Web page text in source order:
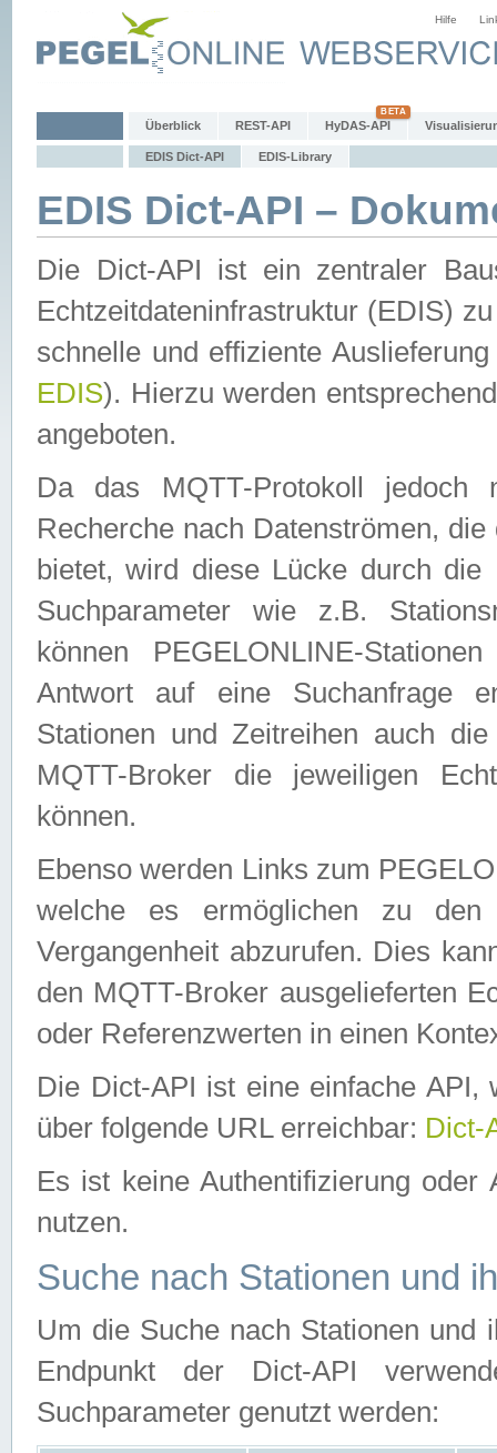
Hilfe
Überblick REST-API HyDAS-API
EDIS Dict-API EDIS-Library
EDIS Dict-API –
Die Dict-API ist ein zentraler
Echtzeitdateninfrastruktur (EDIS)
schnelle und effiziente
EDIS). Hierzu werden
angeboten.
Da das MQTT-Protokoll jedoch
Recherche nach Datenströmen,
bietet, wird diese Lücke durch die
Suchparameter wie z.B.
können PEGELONLINE-
Antwort auf eine Suchanfrage
Stationen und Zeitreihen auch
MQTT-Broker die jeweiligen
können.
Ebenso werden Links zum
welche es ermöglichen zu den
Vergangenheit abzurufen. Dies
den MQTT-Broker ausgelieferten
oder Referenzwerten in einen
Die Dict-API ist eine einfache API,
über folgende URL erreichbar: Dict-
Es ist keine Authentifizierung
nutzen.
Suche nach Stationen und
Um die Suche nach Stationen und
Endpunkt der Dict-API
Suchparameter genutzt werden: